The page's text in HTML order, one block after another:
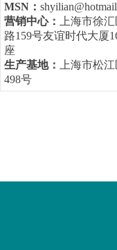
MSN：
营销中心：
上海市徐
路159号友谊时代大厦
座
生产基地：
上海市松
498号